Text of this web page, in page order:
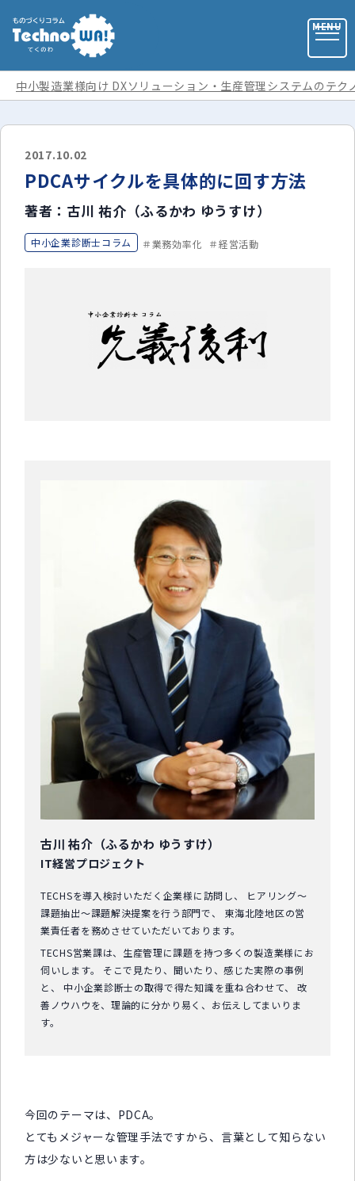
お役立ち資料
運営会社
全ての記事
セミナーアーカイブ
用語集
中小製造業様向け DXソリューション・生産管理システムのテク
2017.10.02
PDCAサイクルを具体的に回す方法
著者：古川 祐介（ふるかわ ゆうすけ）
中小企業診断士コラム 業務効率化 経営活動
古川 祐介（ふるかわ ゆうすけ）
IT経営プロジェクト
TECHSを導入検討いただく企業様に訪問し、 ヒアリング～
課題抽出～課題解決提案を行う部門で、 東海北陸地区の営
業責任者を務めさせていただいております。
TECHS営業課は、生産管理に課題を持つ多くの製造業様にお
伺いします。 そこで見たり、聞いたり、感じた実際の事例
と、 中小企業診断士の取得で得た知識を重ね合わせて、 改
善ノウハウを、理論的に分かり易く、お伝えしてまいりま
す。
今回のテーマは、PDCA。
とてもメジャーな管理手法ですから、言葉として知らない
方は少ないと思います。